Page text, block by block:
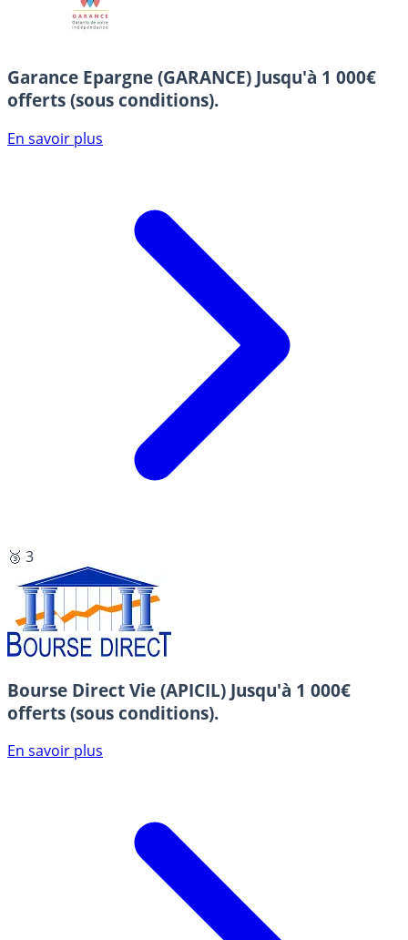
Garance Epargne (GARANCE) Jusqu'à 1 000€
offerts (sous conditions).
En savoir plus
🥉 3
Bourse Direct Vie (APICIL) Jusqu'à 1 000€
offerts (sous conditions).
En savoir plus